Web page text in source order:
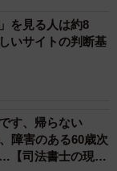
を見る人は約8
いサイトの判断基
す、帰らない
障害のある60歳次
【司法書士の現場